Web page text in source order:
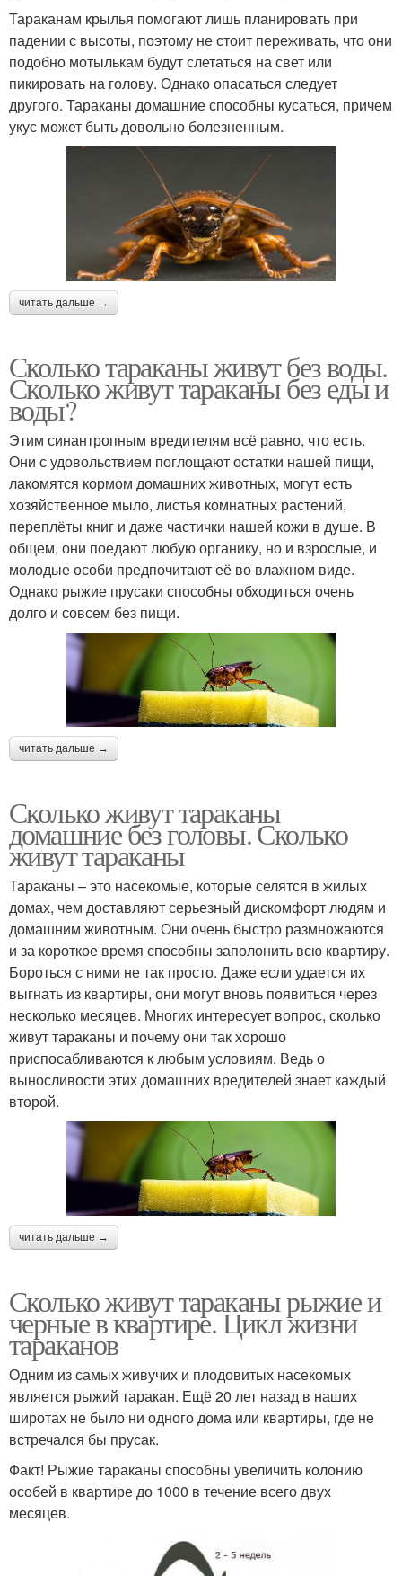
Тараканам крылья помогают лишь планировать при
падении с высоты, поэтому не стоит переживать, что они
подобно мотылькам будут слетаться на свет или
пикировать на голову. Однако опасаться следует
другого. Тараканы домашние способны кусаться, причем
укус может быть довольно болезненным.
читать дальше →
Сколько тараканы живут без воды.
Сколько живут тараканы без еды и
воды?
Этим синантропным вредителям всё равно, что есть.
Они с удовольствием поглощают остатки нашей пищи,
лакомятся кормом домашних животных, могут есть
хозяйственное мыло, листья комнатных растений,
переплёты книг и даже частички нашей кожи в душе. В
общем, они поедают любую органику, но и взрослые, и
молодые особи предпочитают её во влажном виде.
Однако рыжие прусаки способны обходиться очень
долго и совсем без пищи.
читать дальше →
Сколько живут тараканы
домашние без головы. Сколько
живут тараканы
Тараканы – это насекомые, которые селятся в жилых
домах, чем доставляют серьезный дискомфорт людям и
домашним животным. Они очень быстро размножаются
и за короткое время способны заполонить всю квартиру.
Бороться с ними не так просто. Даже если удается их
выгнать из квартиры, они могут вновь появиться через
несколько месяцев. Многих интересует вопрос, сколько
живут тараканы и почему они так хорошо
приспосабливаются к любым условиям. Ведь о
выносливости этих домашних вредителей знает каждый
второй.
читать дальше →
Сколько живут тараканы рыжие и
черные в квартире. Цикл жизни
тараканов
Одним из самых живучих и плодовитых насекомых
является рыжий таракан. Ещё 20 лет назад в наших
широтах не было ни одного дома или квартиры, где не
встречался бы прусак.
Факт! Рыжие тараканы способны увеличить колонию
особей в квартире до 1000 в течение всего двух
месяцев.